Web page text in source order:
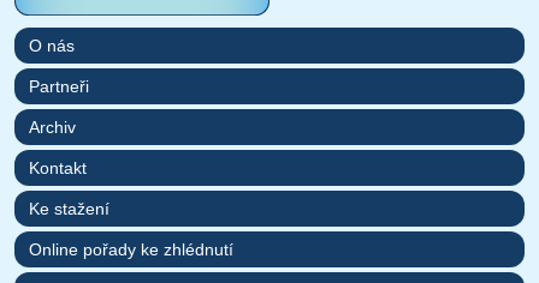
O nás
Partneři
Archiv
Kontakt
Ke stažení
Online pořady ke zhlédnutí